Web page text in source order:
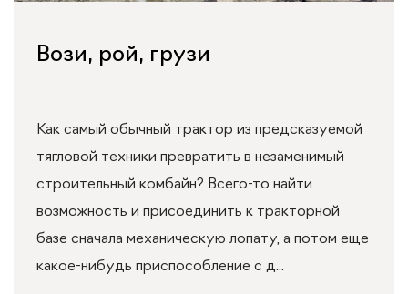
Вози, рой, грузи
Как самый обычный трактор из предсказуемой
тягловой техники превратить в незаменимый
строительный комбайн? Всего-то найти
возможность и присоединить к тракторной
базе сначала механическую лопату, а потом еще
какое-нибудь приспособление с д...